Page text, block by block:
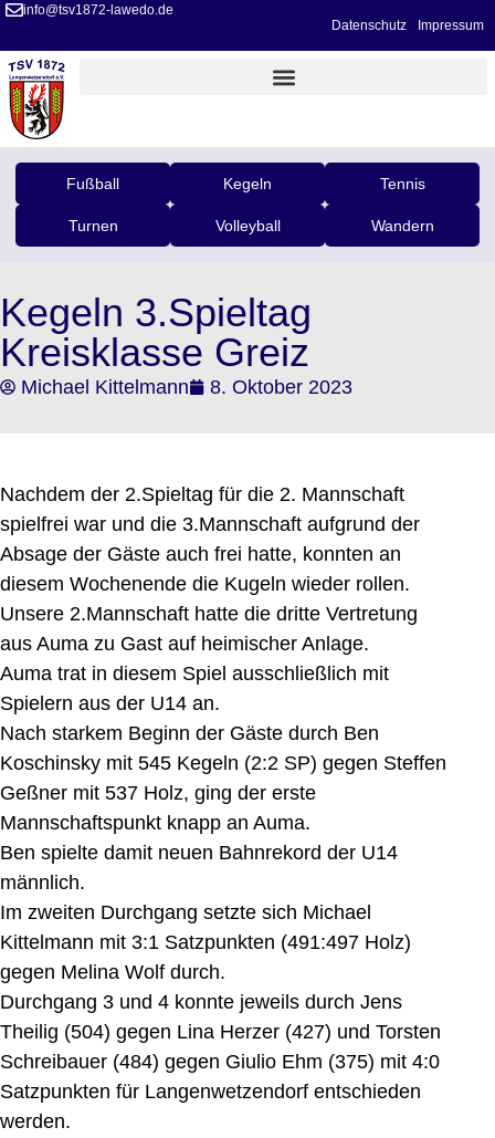
info@tsv1872-lawedo.de
Datenschutz
Impressum
Fußball Kegeln Tennis
Turnen Volleyball Wandern
Kegeln 3.Spieltag
Kreisklasse Greiz
Michael Kittelmann 8. Oktober 2023
Nachdem der 2.Spieltag für die 2. Mannschaft
spielfrei war und die 3.Mannschaft aufgrund der
Absage der Gäste auch frei hatte, konnten an
diesem Wochenende die Kugeln wieder rollen.
Unsere 2.Mannschaft hatte die dritte Vertretung
aus Auma zu Gast auf heimischer Anlage.
Auma trat in diesem Spiel ausschließlich mit
Spielern aus der U14 an.
Nach starkem Beginn der Gäste durch Ben
Koschinsky mit 545 Kegeln (2:2 SP) gegen Steffen
Geßner mit 537 Holz, ging der erste
Mannschaftspunkt knapp an Auma.
Ben spielte damit neuen Bahnrekord der U14
männlich.
Im zweiten Durchgang setzte sich Michael
Kittelmann mit 3:1 Satzpunkten (491:497 Holz)
gegen Melina Wolf durch.
Durchgang 3 und 4 konnte jeweils durch Jens
Theilig (504) gegen Lina Herzer (427) und Torsten
Schreibauer (484) gegen Giulio Ehm (375) mit 4:0
Satzpunkten für Langenwetzendorf entschieden
werden.